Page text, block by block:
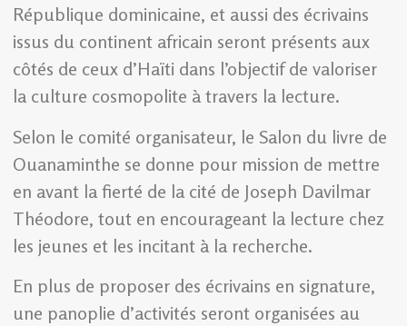
République dominicaine, et aussi des écrivains
issus du continent africain seront présents aux
côtés de ceux d’Haïti dans l’objectif de valoriser
la culture cosmopolite à travers la lecture.
Selon le comité organisateur, le Salon du livre de
Ouanaminthe se donne pour mission de mettre
en avant la fierté de la cité de Joseph Davilmar
Théodore, tout en encourageant la lecture chez
les jeunes et les incitant à la recherche.
En plus de proposer des écrivains en signature,
une panoplie d’activités seront organisées au